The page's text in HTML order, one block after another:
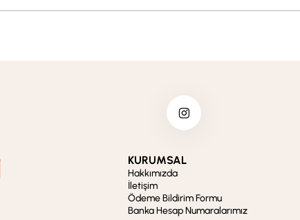
KURUMSAL
Hakkımızda
İletişim
Ödeme Bildirim Formu
Banka Hesap Numaralarımız